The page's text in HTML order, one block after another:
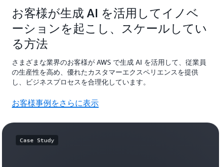
お客様が生成 AI を活用してイノベ
ーションを起こし、スケールしてい
る方法
さまざまな業界のお客様が AWS で生成 AI を活用して、従業員
の生産性を高め、優れたカスタマーエクスペリエンスを提供
し、ビジネスプロセスを合理化しています。
お客様事例をさらに表示
Case Study